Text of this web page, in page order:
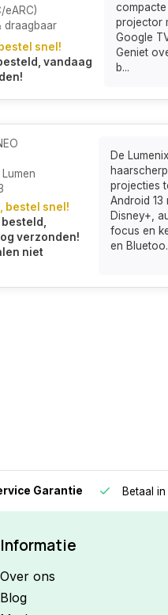
eARC)
draagbaar
snel!
vandaag
projector
Google
Geniet
b...
bestel snel!
verzonden!
niet
De
projecties
Android 13
Disney+,
focus en
en
Garantie Betaal in
Informatie
Over ons
Blog